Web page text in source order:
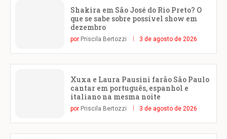
Shakira em São José do Rio Preto? O
que se sabe sobre possível show em
dezembro
por Priscila Bertozzi 3 de agosto de 2026
Xuxa e Laura Pausini farão São Paulo
cantar em português, espanhol e
italiano na mesma noite
por Priscila Bertozzi 3 de agosto de 2026